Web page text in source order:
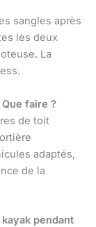
sangles après
les deux
La
faire ?
de toit
adaptés,
de la
pendant